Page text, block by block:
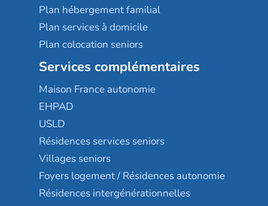
Plan hébergement familial
Plan services à domicile
Plan colocation seniors
Services complémentaires
Maison France autonomie
EHPAD
USLD
Résidences services seniors
Villages seniors
Foyers logement / Résidences autonomie
Résidences intergénérationnelles